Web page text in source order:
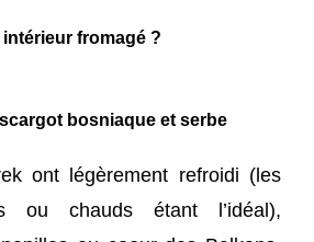
intérieur fromagé ?
bosniaque et serbe
ont légèrement refroidi (les
ou chauds étant l’idéal),